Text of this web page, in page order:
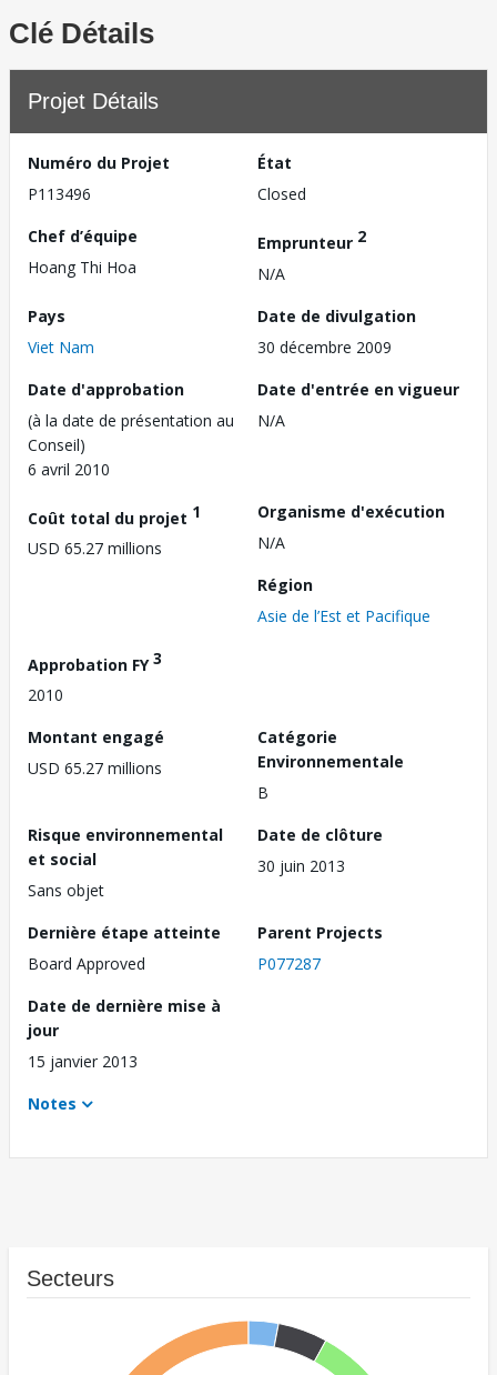
Clé Détails
Projet Détails
Numéro du Projet
P113496
État
Closed
Chef d’équipe
Hoang Thi Hoa
Emprunteur 2
N/A
Pays
Viet Nam
Date de divulgation
30 décembre 2009
Date d'approbation
(à la date de présentation au
Conseil)
6 avril 2010
Date d'entrée en vigueur
N/A
Coût total du projet 1
USD 65.27 millions
Organisme d'exécution
N/A
Région
Asie de l’Est et Pacifique
Approbation FY3
2010
Montant engagé
USD 65.27 millions
Catégorie
Environnementale
B
Risque environnemental
et social
Sans objet
Date de clôture
30 juin 2013
Dernière étape atteinte
Board Approved
Parent Projects
P077287
Date de dernière mise à
jour
15 janvier 2013
Notes
Secteurs